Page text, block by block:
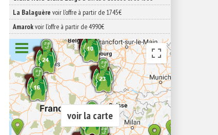
La Balaguère voir l'offre à partir de 1745€
Amarokvoir l'offre à partir de 4990€
voir la carte